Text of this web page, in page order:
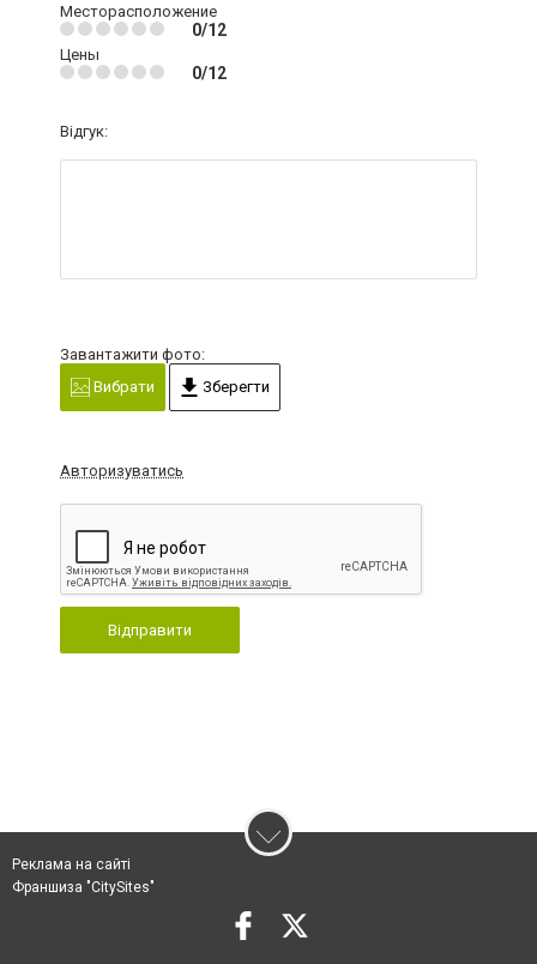
Месторасположение
0/12
Цены
0/12
Відгук:
Завантажити фото:
Вибрати
Зберегти
Авторизуватись
Відправити
Реклама на сайті
Франшиза "CitySites"